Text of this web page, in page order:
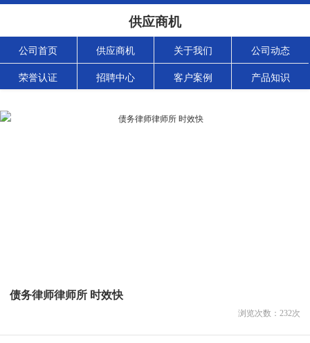
供应商机
公司首页 供应商机 关于我们 公司动态
荣誉认证 招聘中心 客户案例 产品知识
债务律师律师所 时效快
浏览次数： 232次